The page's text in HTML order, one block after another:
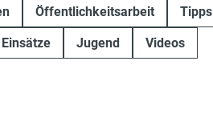
Öffentlichkeitsarbeit Tipps
Einsätze Jugend Videos